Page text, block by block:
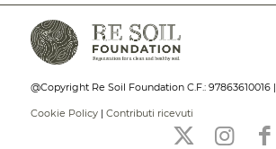
@Copyright Re Soil Foundation C.F.: 97863610016 |
Cookie Policy| Contributi ricevuti